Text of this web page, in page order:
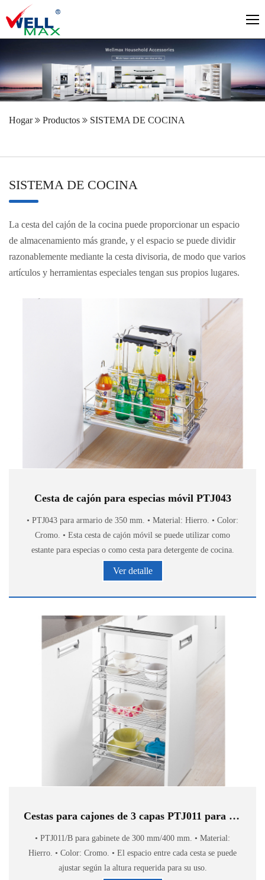
Hogar Productos SISTEMA DE COCINA
SISTEMA DE COCINA
La cesta del cajón de la cocina puede proporcionar un espacio
de almacenamiento más grande, y el espacio se puede dividir
razonablemente mediante la cesta divisoria, de modo que varios
artículos y herramientas especiales tengan sus propios lugares.
Cesta de cajón para especias móvil PTJ043
• PTJ043 para armario de 350 mm. • Material: Hierro. • Color:
Cromo. • Esta cesta de cajón móvil se puede utilizar como
estante para especias o como cesta para detergente de cocina.
Ver detalle
Cestas para cajones de 3 capas PTJ011 para armarios bajos de cocina
• PTJ011/B para gabinete de 300 mm/400 mm. • Material:
Hierro. • Color: Cromo. • El espacio entre cada cesta se puede
ajustar según la altura requerida para su uso.